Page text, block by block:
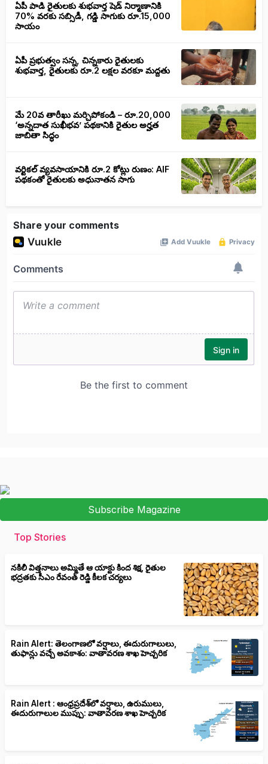
ఏపీ పాడి రైతులకు శుభవార్త షెడ్ నిర్మాణానికి
70% వరకు సబ్సిడీ, గడ్డి సాగుకు రూ.15,000
సాయం
ఏపీ ప్రభుత్వం సన్న, చిన్నకారు రైతులకు
శుభవార్త, రైతులకు రూ.2 లక్షల వరకూ మద్దతు
మే 20వ తారీఖు మర్చిపోకండి – రూ.20,000
‘అన్నదాత సుఖీభవ’ పథకానికి రైతుల అర్హత
జాబితా సిద్ధం
వ‌ర్టిక‌ల్ వ్యవసాయానికి రూ.2 కోట్లు రుణం: AIF
పథకంతో రైతులకు అధునాతన సాగు
Share your comments
Subscribe Magazine
Top Stories
నకిలీ విత్తనాలు అమ్మితే ఆ యాక్టు కింద శిక్ష, రైతుల
భద్రతకు సీఎం రేవంత్ రెడ్డి కీలక చర్యలు
Rain Alert: తెలంగాణలో వర్షాలు, ఈదురుగాలులు,
తుఫాన్లు వచ్చే అవకాశం: వాతావరణ శాఖ హెచ్చరిక
Rain Alert : ఆంధ్రప్రదేశ్‌లో వర్షాలు, ఉరుములు,
ఈదురుగాలుల ముప్పు: వాతావరణ శాఖ హెచ్చరిక